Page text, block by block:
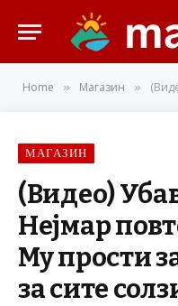
Home » Магазин » (Видео)
МАГАЗИН
(Видео)
Нејмар
Му прости
за сите